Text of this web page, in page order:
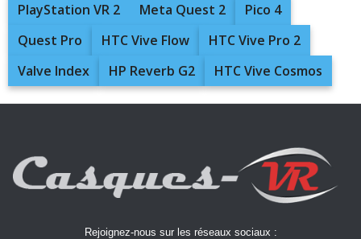
PlayStation VR 2
Meta Quest 2
Pico 4
Quest Pro
HTC Vive Flow
HTC Vive Pro 2
Valve Index
HP Reverb G2 HTC Vive Cosmos
Rejoignez-nous sur les réseaux sociaux :